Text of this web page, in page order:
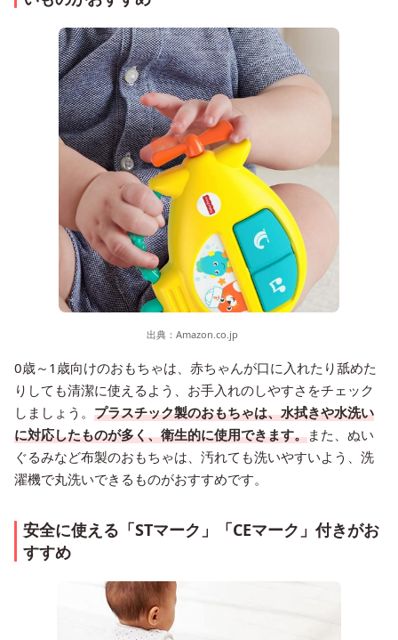
出典： Amazon.co.jp
0歳～1歳向けのおもちゃは、赤ちゃんが口に入れたり舐めた
りしても清潔に使えるよう、お手入れのしやすさをチェック
しましょう。 プラスチック製のおもちゃは、水拭きや水洗い
に対応したものが多く、衛生的に使用できます。また、ぬい
ぐるみなど布製のおもちゃは、汚れても洗いやすいよう、洗
濯機で丸洗いできるものがおすすめです。
安全に使える「STマーク」「CEマーク」付きがお
すすめ